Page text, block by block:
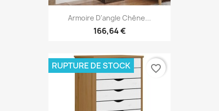
Armoire D'angle Chêne...
166,64 €
RUPTURE DE STOCK favorite_border